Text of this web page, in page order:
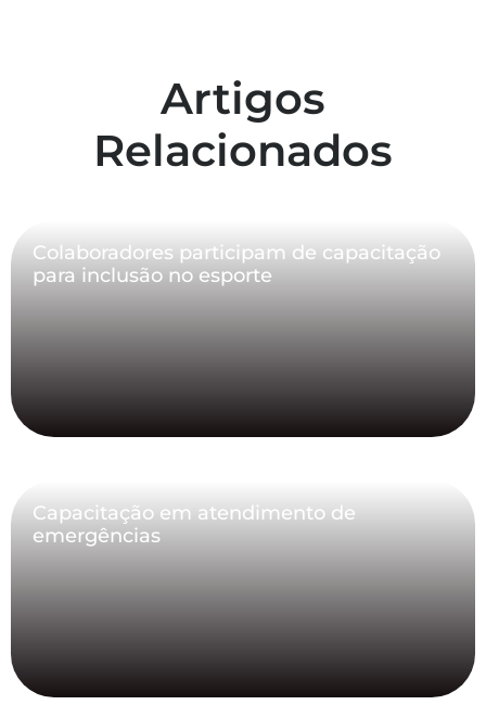
Artigos
Relacionados
Colaboradores participam de capacitação
para inclusão no esporte
Capacitação em atendimento de
emergências